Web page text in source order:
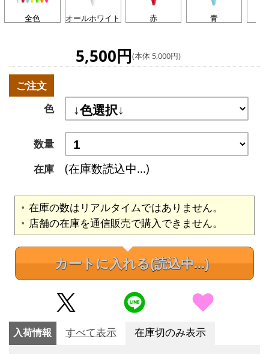
全色 オールホワイト 赤 青
5,500円(本体 5,000円)
ご注文
色
数量
在庫
(在庫数読込中...)
在庫の数はリアルタイムではありません。
店舗の在庫を通信販売で購入できません。
カートに入れる(読込中...)
入荷情報 すべて表示 在庫切のみ表示